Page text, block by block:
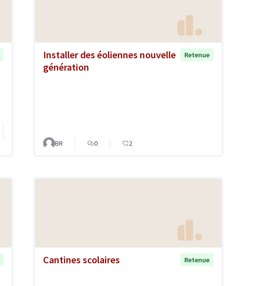
Installer des éoliennes nouvelle
génération
Retenue
BR 0 2
Cantines scolaires Retenue